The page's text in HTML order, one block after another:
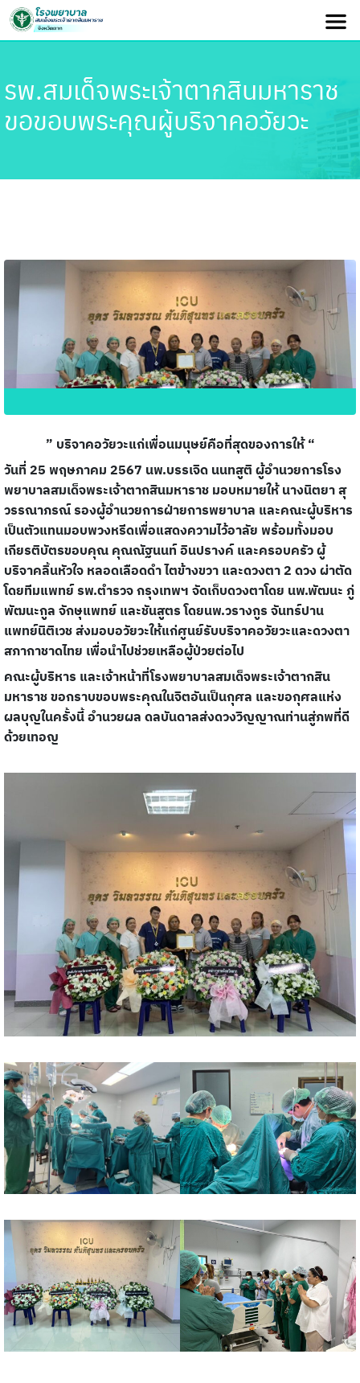
รพ.สมเด็จพระเจ้าตากสินมหาราช
ขอขอบพระคุณผู้บริจาคอวัยวะ
” บริจาคอวัยวะแก่เพื่อนมนุษย์คือที่สุดของการให้ “
วันที่ 25 พฤษภาคม 2567 นพ.บรรเจิด นนทสูติ ผู้อำนวยการโรง
พยาบาลสมเด็จพระเจ้าตากสินมหาราช มอบหมายให้ นางนิตยา สุ
วรรณาภรณ์ รองผู้อำนวยการฝ่ายการพยาบาล และคณะผู้บริหาร
เป็นตัวแทนมอบพวงหรีดเพื่อแสดงความไว้อาลัย พร้อมทั้งมอบ
เกียรติบัตรขอบคุณ คุณณัฐนนท์ อินปรางค์ และครอบครัว ผู้
บริจาคลิ้นหัวใจ หลอดเลือดดำ ไตข้างขวา และดวงตา 2 ดวง ผ่าตัด
โดยทีมแพทย์ รพ.ตำรวจ กรุงเทพฯ จัดเก็บดวงตาโดย นพ.พัฒนะ ภู่
พัฒนะกูล จักษุแพทย์ และชันสูตร โดยนพ.วรางกูร จันทร์ปาน
แพทย์นิติเวช ส่งมอบอวัยวะให้แก่ศูนย์รับบริจาคอวัยวะและดวงตา​
สภากาชาดไทย​ เพื่อนำไปช่วยเหลือผู้ป่วยต่อไป
คณะผู้บริหาร และเจ้าหน้าที่โรงพยาบาลสมเด็จพระเจ้าตากสิน
มหาราช ขอกราบขอบพระคุณในจิตอันเป็นกุศล และขอกุศลแห่ง
ผลบุญในครั้งนี้ อำนวยผล ดลบันดาลส่งดวงวิญญาณท่านสู่ภพที่ดี
ด้วยเทอญ